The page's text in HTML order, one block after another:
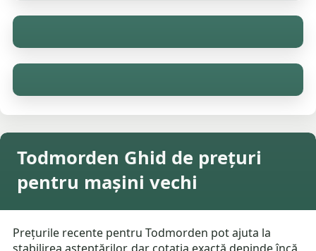
Todmorden Ghid de prețuri
pentru mașini vechi
Prețurile recente pentru Todmorden pot ajuta la